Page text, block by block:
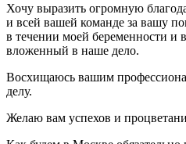
Хочу выразить огромную
и всей вашей команде за вашу
в течении моей беременности и
вложенный в наше дело.
Восхищаюсь вашим
делу.
Желаю вам успехов и